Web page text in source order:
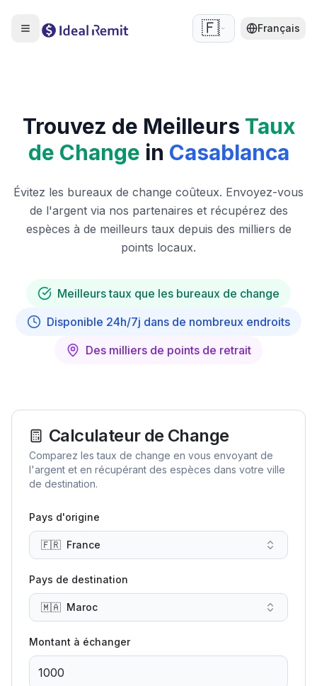
🇫🇷 Français
Trouvez de Meilleurs Taux
de Change in Casablanca
Évitez les bureaux de change coûteux. Envoyez-vous
de l'argent via nos partenaires et récupérez des
espèces à de meilleurs taux depuis des milliers de
points locaux.
Meilleurs taux que les bureaux de change
Disponible 24h/7j dans de nombreux endroits
Des milliers de points de retrait
Calculateur de Change
Comparez les taux de change en vous envoyant de
l'argent et en récupérant des espèces dans votre ville
de destination.
Pays d'origine
🇫🇷 France
Pays de destination
🇲🇦 Maroc
Montant à échanger